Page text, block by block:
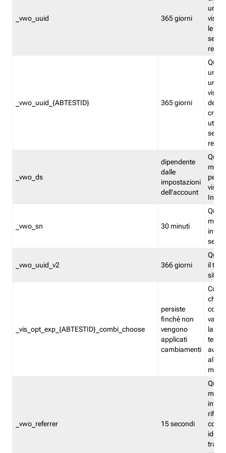
_vwo_uuid 365 giorni
le
_vwo_uuid_{ABTESTID} 365 giorni
un
del
_vwo_ds
dipendente
dalle
impostazioni
dell'account
_vwo_sn 30 minuti
_vwo_uuid_v2 366 giorni
il
sito
_vis_opt_exp_{ABTESTID}_combi_choose
persiste
finchè non
vengono
applicati
cambiamenti
che
la
test.
_vwo_referrer 15 secondi